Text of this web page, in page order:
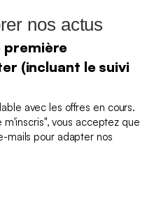
nos actus
(incluant le suivi
avec les offres en cours.
m'inscris", vous acceptez que
mails pour adapter nos